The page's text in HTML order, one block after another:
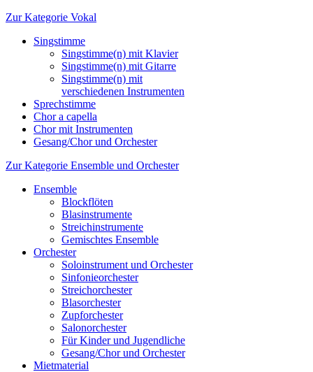
Zur Kategorie Vokal
Singstimme
Singstimme(n) mit Klavier
Singstimme(n) mit Gitarre
Singstimme(n) mit
verschiedenen Instrumenten
Sprechstimme
Chor a capella
Chor mit Instrumenten
Gesang/Chor und Orchester
Zur Kategorie Ensemble und Orchester
Ensemble
Blockflöten
Blasinstrumente
Streichinstrumente
Gemischtes Ensemble
Orchester
Soloinstrument und Orchester
Sinfonieorchester
Streichorchester
Blasorchester
Zupforchester
Salonorchester
Für Kinder und Jugendliche
Gesang/Chor und Orchester
Mietmaterial